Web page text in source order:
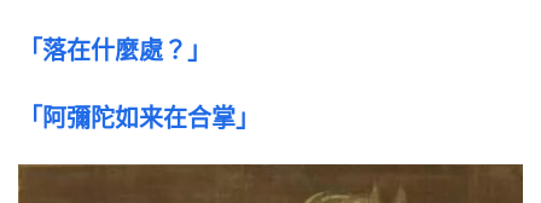
「落在什麼處？」
「阿彌陀如来在合掌」